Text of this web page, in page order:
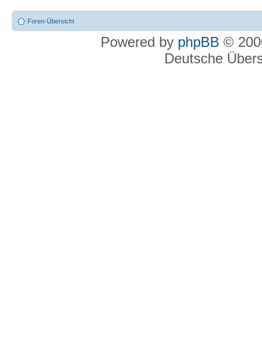
Foren-Übersicht
Powered by phpBB ©
Deutsche